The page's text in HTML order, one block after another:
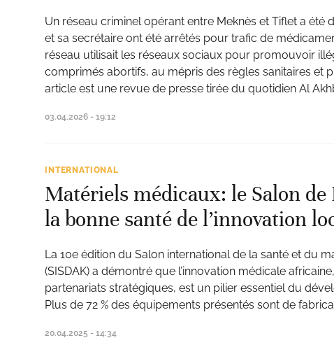
Un réseau criminel opérant entre Meknès et Tiflet a été
et sa secrétaire ont été arrêtés pour trafic de
réseau utilisait les réseaux sociaux pour promouvoir
comprimés abortifs, au mépris des règles sanitaires et
article est une revue de presse tirée du quotidien Al
03.04.2026 - 19:12
INTERNATIONAL
Matériels médicaux: le Salon
la bonne santé de l’innovation
La 10e édition du Salon international de la santé et du
(SISDAK) a démontré que l’innovation médicale
partenariats stratégiques, est un pilier essentiel du
Plus de 72 % des équipements présentés sont de
20.04.2025 - 14:34